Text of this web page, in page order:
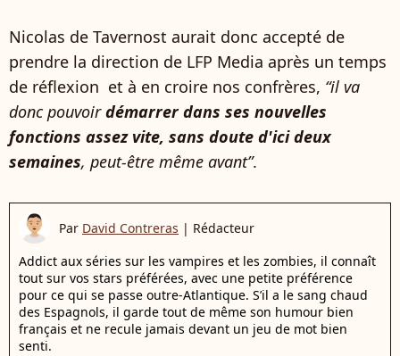
Nicolas de Tavernost aurait donc accepté de
prendre la direction de LFP Media après un temps
de réflexion et à en croire nos confrères, “il va
donc pouvoirdémarrer dans ses nouvelles
fonctions assez vite, sans doute d'ici deux
semaines, peut-être même avant”.
Par David Contreras | Rédacteur
Addict aux séries sur les vampires et les zombies, il connaît
tout sur vos stars préférées, avec une petite préférence
pour ce qui se passe outre-Atlantique. S’il a le sang chaud
des Espagnols, il garde tout de même son humour bien
français et ne recule jamais devant un jeu de mot bien
senti.